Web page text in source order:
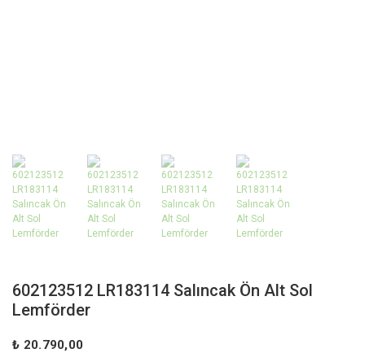
602123512 LR183114 Salıncak Ön Alt Sol
Lemförder
₺ 20.790,00